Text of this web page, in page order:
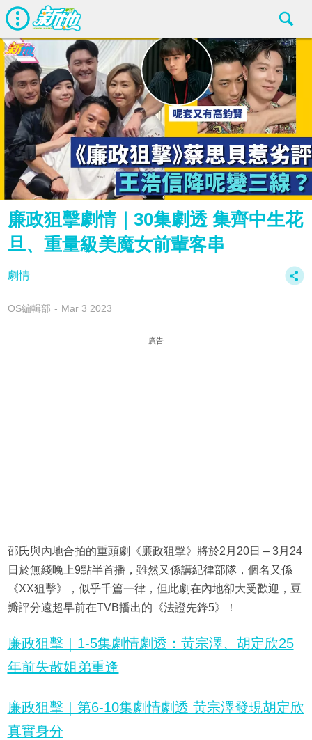
廉政狙擊劇情｜30集劇透 集齊中生花
旦、重量級美魔女前輩客串
劇情
OS編輯部 Mar 3 2023
廣告
邵氏與內地合拍的重頭劇《廉政狙擊》將於2月20日 – 3月24
日於無綫晚上9點半首播，雖然又係講紀律部隊，個名又係
《XX狙擊》，似乎千篇一律，但此劇在內地卻大受歡迎，豆
瓣評分遠超早前在TVB播出的《法證先鋒5》！
廉政狙擊｜1-5集劇情劇透：黃宗澤、胡定欣25
年前失散姐弟重逢
廉政狙擊｜第6-10集劇情劇透 黃宗澤發現胡定欣
真實身分